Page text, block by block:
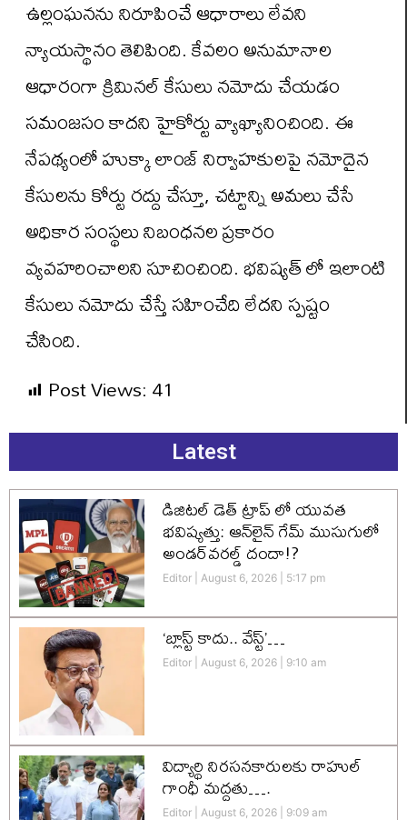
ఉల్లంఘనను నిరూపించే ఆధారాలు లేవని
న్యాయస్థానం తెలిపింది. కేవలం అనుమానాల
ఆధారంగా క్రిమినల్ కేసులు నమోదు చేయడం
సమంజసం కాదని హైకోర్టు వ్యాఖ్యానించింది. ఈ
నేపథ్యంలో హుక్కా లాంజ్ నిర్వాహకులపై నమోదైన
కేసులను కోర్టు రద్దు చేస్తూ, చట్టాన్ని అమలు చేసే
అధికార సంస్థలు నిబంధనల ప్రకారం
వ్యవహరించాలని సూచించింది. భవిష్యత్ లో ఇలాంటి
కేసులు నమోదు చేస్తే సహించేది లేదని స్పష్టం
చేసింది.
Post Views:41
Latest
డిజిటల్ డెత్ ట్రాప్ లో యువత
భవిష్యత్తు: ఆన్‌లైన్ గేమ్ ముసుగులో
అండర్‌వరల్డ్ దందా!?
Editor August 6, 2026 5:17 pm
‘బ్లాస్ట్ కాదు.. వేస్ట్’…
Editor August 6, 2026 9:10 am
విద్యార్థి నిరసనకారులకు రాహుల్
గాంధీ మద్దతు….
Editor August 6, 2026 9:09 am